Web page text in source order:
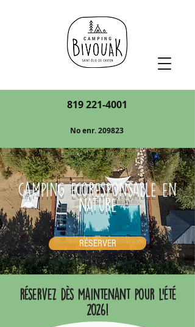
819 221-4001
No enr. 209823
camping écoresponsable en
nature
RÉSERVER
réservez dès maintenant pour l'été
2026!